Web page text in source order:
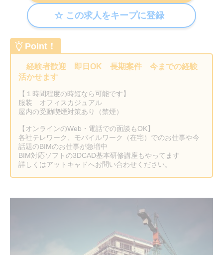
Point！
経験者歓迎 即日OK 長期案件 今までの経験
活かせます
【１時間程度の時短なら可能です】
服装 オフィスカジュアル
屋内の受動喫煙対策あり（禁煙）
【オンラインのWeb・電話での面談もOK】
各社テレワーク、モバイルワーク（在宅）でのお仕事や今
話題のBIMのお仕事が急増中
BIM対応ソフトの3DCAD基本研修講座もやってます
詳しくはアットキャドへお問い合わせください。